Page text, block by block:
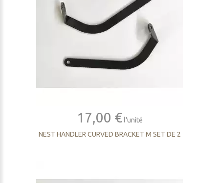
17,00 € l'unité
NEST HANDLER CURVED BRACKET M SET DE 2